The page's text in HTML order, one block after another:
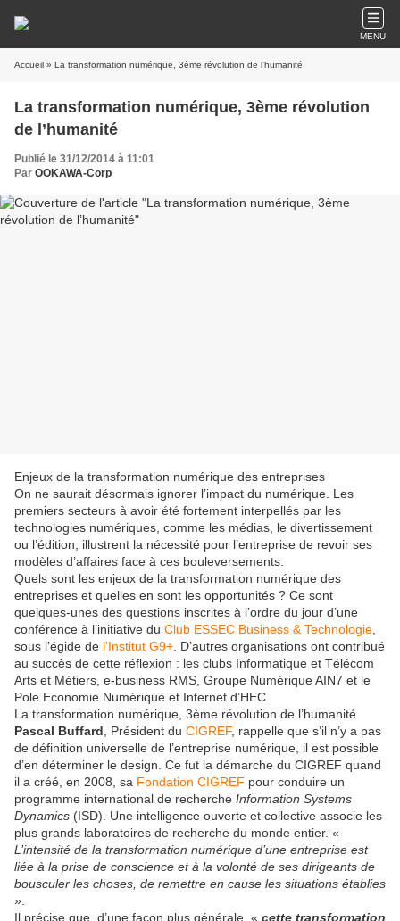
MENU
Accueil » La transformation numérique, 3ème révolution de l’humanité
La transformation numérique, 3ème révolution
de l’humanité
Publié le 31/12/2014 à 11:01
Par OOKAWA-Corp
Enjeux de la transformation numérique des entreprises
On ne saurait désormais ignorer l’impact du numérique. Les
premiers secteurs à avoir été fortement interpellés par les
technologies numériques, comme les médias, le divertissement
ou l’édition, illustrent la nécessité pour l’entreprise de revoir ses
modèles d’affaires face à ces bouleversements.
Quels sont les enjeux de la transformation numérique des
entreprises et quelles en sont les opportunités ? Ce sont
quelques-unes des questions inscrites à l’ordre du jour d’une
conférence à l’initiative du Club ESSEC Business & Technologie
sous l’égide de l’Institut G9+ . D’autres organisations ont contribué
au succès de cette réflexion : les clubs Informatique et Télécom
Arts et Métiers, e-business RMS, Groupe Numérique AIN7 et le
Pole Economie Numérique et Internet d’HEC.
La transformation numérique, 3ème révolution de l’humanité
Pascal Buffard , Président du CIGREF, rappelle que s’il n’y a pas
de définition universelle de l’entreprise numérique, il est possible
d’en déterminer le design. Ce fut la démarche du CIGREF quand
il a créé, en 2008, sa Fondation CIGREF pour conduire un
programme international de recherche Information Systems
Dynamics (ISD). Une intelligence ouverte et collective associe les
plus grands laboratoires de recherche du monde entier. «
L’intensité de la transformation numérique d’une entreprise est
liée à la prise de conscience et à la volonté de ses dirigeants de
bousculer les choses, de remettre en cause les situations établies
».
Il précise que, d’une façon plus générale, « cette transformation